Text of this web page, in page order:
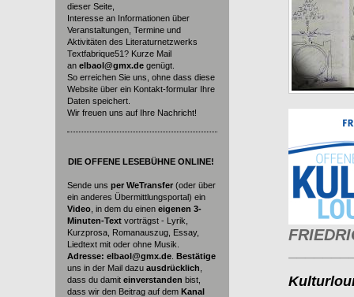
dieser Seite,
Interesse an Informationen über
Veranstaltungen, Termine und
Aktivitäten des Literaturnetzwerks
Textfabrique51? Kurze Mail
an elbaol@gmx.de genügt.
So erreichen Sie uns, ohne dass diese
Website über ein Kontakt-formular Ihre
Daten speichert.
Wir freuen uns auf Ihre Nachricht!
DIE OFFENE LESEBÜHNE ONLINE!
Sende uns per WeTransfer (oder über
ein anderes Übermittlungsportal) ein
Video , in dem du einen eigenen 3-
Minuten-Text vorträgst - Lyrik,
Kurzprosa, Romanauszug, Essay,
Liedtext mit oder ohne Musik.
Adresse: elbaol@gmx.de Bestätige
uns in der Mail dazu ausdrücklich
dass du damit einverstanden bist,
dass wir den Beitrag auf dem Kanal